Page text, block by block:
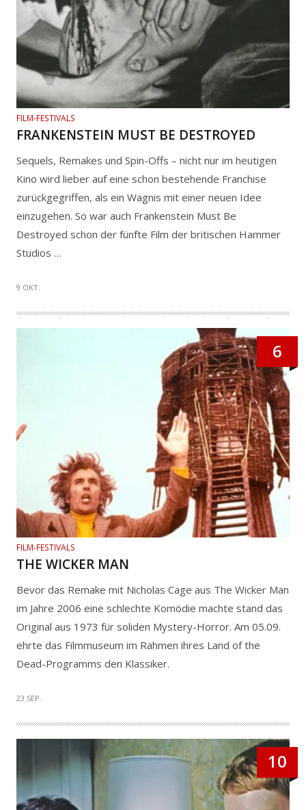
FILM-FESTIVALS
FRANKENSTEIN MUST BE DESTROYED
Sequels, Remakes und Spin-Offs – nicht nur im heutigen
Kino wird lieber auf eine schon bestehende Franchise
zurückgegriffen, als ein Wagnis mit einer neuen Idee
einzugehen. So war auch Frankenstein Must Be
Destroyed schon der fünfte Film der britischen Hammer
Studios …
9 OKT.
6
FILM-FESTIVALS
THE WICKER MAN
Bevor das Remake mit Nicholas Cage aus The Wicker Man
im Jahre 2006 eine schlechte Komödie machte stand das
Original aus 1973 für soliden Mystery-Horror. Am 05.09.
ehrte das Filmmuseum im Rahmen ihres Land of the
Dead-Programms den Klassiker.
23 SEP.
10